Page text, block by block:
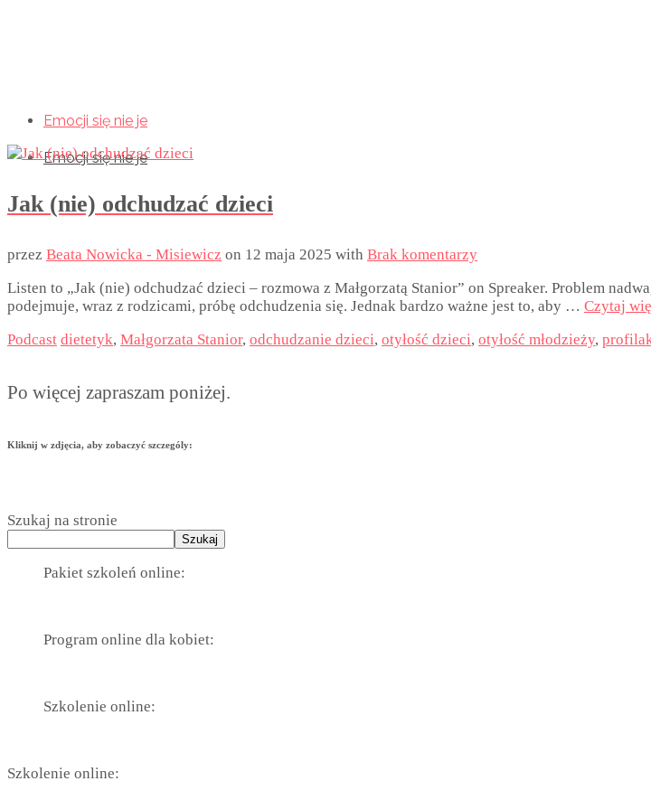
Emocji się nie je
Emocji się nie je
Jak (nie) odchudzać dzieci
przez Beata Nowicka - Misiewicz on 12 maja 2025 with Brak komentarzy
Listen to „Jak (nie) odchudzać dzieci – rozmowa z Małgorzatą Stanior” on Spreaker. Problem
podejmuje, wraz z rodzicami, próbę odchudzenia się. Jednak bardzo ważne jest to, aby … Czytaj
Podcast dietetyk, Małgorzata Stanior, odchudzanie dzieci, otyłość dzieci, otyłość młodzieży,
Po więcej zapraszam poniżej.
Kliknij w zdjęcia, aby zobaczyć szczególy:
Szukaj na stronie
Szukaj
Pakiet szkoleń online:
Program online dla kobiet:
Szkolenie online:
Szkolenie online: